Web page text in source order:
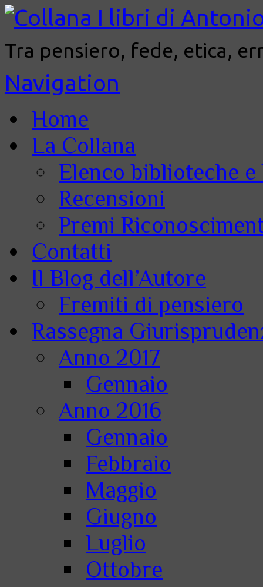
Tra pensiero, fede, etica,
Navigation
Home
La Collana
Elenco biblioteche
Recensioni
Premi
Contatti
Il Blog dell’Autore
Fremiti di pensiero
Rassegna
Anno 2017
Gennaio
Anno 2016
Gennaio
Febbraio
Maggio
Giugno
Luglio
Ottobre